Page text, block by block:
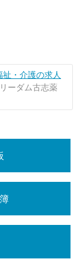
・介護の求人
ーダム古志薬